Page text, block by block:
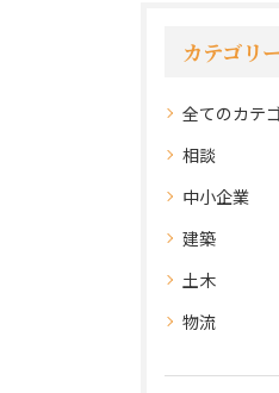
カテゴリ
全てのカテ
相談
中小企業
建築
土木
物流